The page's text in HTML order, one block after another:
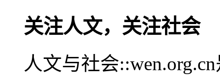
关注人文，关注社会
人文与社会